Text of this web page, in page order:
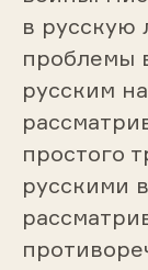
в русскую
проблемы
русским
простого
русскими